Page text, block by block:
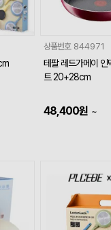
상품번호 844971
테팔 레드가메이 인
트 20+28cm
48,400원 ~